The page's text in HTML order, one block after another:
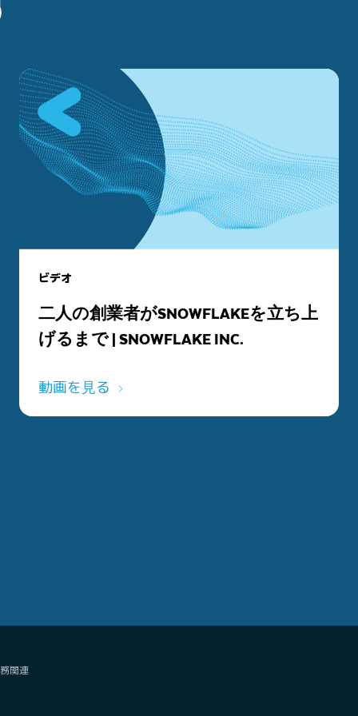
ビデオ
二人の創業者がSNOWFLAKEを立ち上
げるまで | SNOWFLAKE INC.
動画を見る
関連